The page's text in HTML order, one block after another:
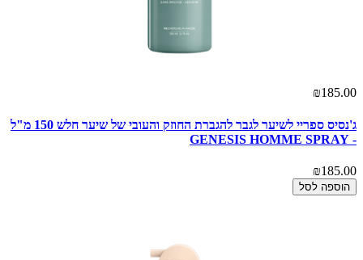
₪185.00
ג'נסיס ספריי לשיער לגבר להגברת החוזק והעובי של שיער חלש 150 מ"ל
- GENESIS HOMME SPRAY
₪185.00
הוספה לסל